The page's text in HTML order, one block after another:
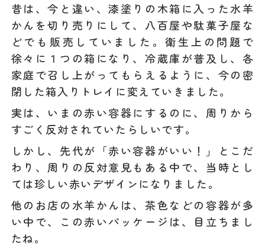
昔は、今と違い、漆塗りの木箱に入った水羊
かんを切り売りにして、八百屋や駄菓子屋な
どでも販売していました。衛生上の問題で
徐々に１つの箱になり、冷蔵庫が普及し、各
家庭で召し上がってもらえるように、今の密
閉した箱入りトレイに変えていきました。
実は、いまの赤い容器にするのに、周りから
すごく反対されていたらしいです。
しかし、先代が「赤い容器がいい！」とこだ
わり、周りの反対意見もある中で、当時とし
ては珍しい赤いデザインになりました。
他のお店の水羊かんは、茶色などの容器が多
い中で、この赤いパッケージは、目立ちまし
たね。